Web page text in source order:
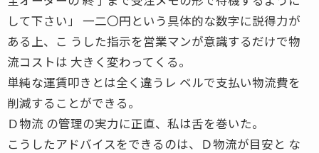
して下さい」 一二〇円という具体的な数字に説得力が
ある上、こ うした指示を営業マンが意識するだけで物
流コストは 大きく変わってくる。
単純な運賃叩きとは全く違うレ ベルで支払い物流費を
削減することができる。
Ｄ物流 の管理の実力に正直、私は舌を巻いた。
こうしたアドバイスをできるのは、Ｄ物流が目安と な